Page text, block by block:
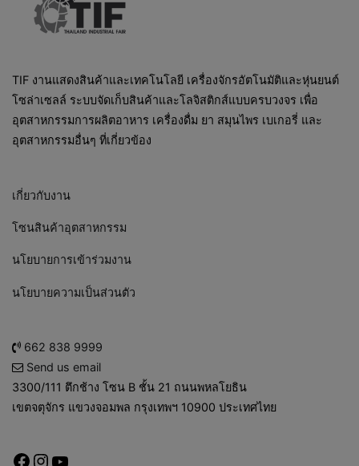
TIF งานแสดงสินค้าและเทคโนโลยี เครื่องจักรอัตโนมัติและหุ่นยนต์
โซล่าเซลล์ ระบบจัดเก็บสินค้าและโลจิสติกส์แบบครบวงจร เพื่อ
อุตสาหกรรมการผลิตอาหาร เครื่องดื่ม ยา สมุนไพร เบเกอรี่ และ
อุตสาหกรรมอื่นๆ ที่เกี่ยวข้อง
เกี่ยวกับงาน
โซนสินค้าอุตสาหกรรม
นโยบายการเข้าร่วมงาน
นโยบายความเป็นส่วนตัว
662 838 9999
Send us email
3300/111 ตึกช้าง โซน B ชั้น 21 ถนนพหลโยธิน
เขตจตุจักร แขวงจอมพล กรุงเทพฯ 10900 ประเทศไทย